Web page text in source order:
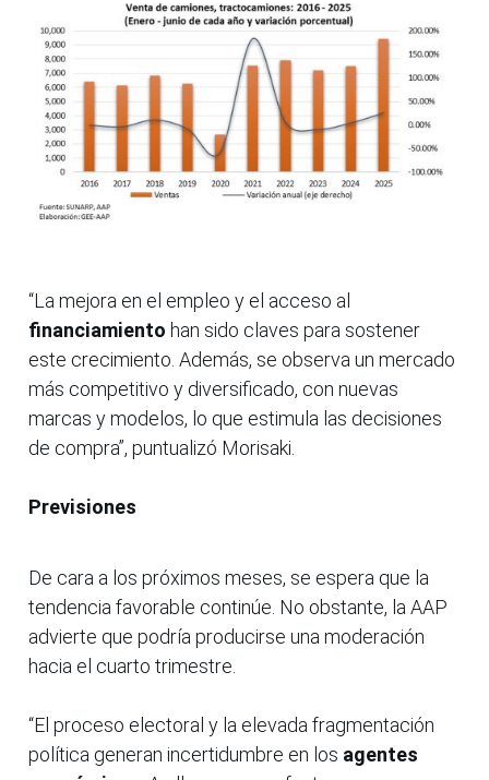
“La mejora en el empleo y el acceso al
financiamiento han sido claves para sostener
este crecimiento. Además, se observa un mercado
más competitivo y diversificado, con nuevas
marcas y modelos, lo que estimula las decisiones
de compra”, puntualizó Morisaki.
Previsiones
De cara a los próximos meses, se espera que la
tendencia favorable continúe. No obstante, la AAP
advierte que podría producirse una moderación
hacia el cuarto trimestre.
“El proceso electoral y la elevada fragmentación
política generan incertidumbre en los agentes